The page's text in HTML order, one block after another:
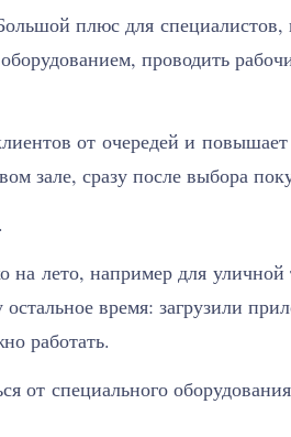
плюс для специалистов,
проводить
от очередей и
зале, сразу после выбора
на лето, например для уличной
время: загрузили
работать.
от специального